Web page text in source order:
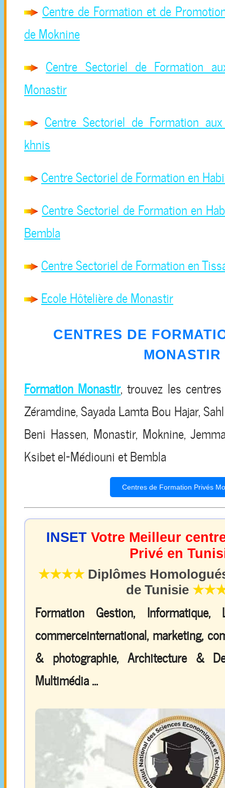
Centre de Formation et de
de Moknine
Centre Sectoriel de Formation
Monastir
Centre Sectoriel de Formation
khnis
Centre Sectoriel de Formation en
Centre Sectoriel de Formation en
Bembla
Centre Sectoriel de Formation en
Ecole Hôtelière de Monastir
CENTRES DE
MONASTIR
Formation Monastir, trouvez les
Zéramdine, Sayada Lamta Bou Hajar,
Beni Hassen, Monastir, Moknine,
Ksibet el-Médiouni et Bembla
Centres de Formation Privés
INSET Votre Meilleur
Privé en
★★★★Diplômes
de Tunisie
Formation Gestion, Informatique,
commerceinternational, marketing,
& photographie, Architecture &
Multimédia ...